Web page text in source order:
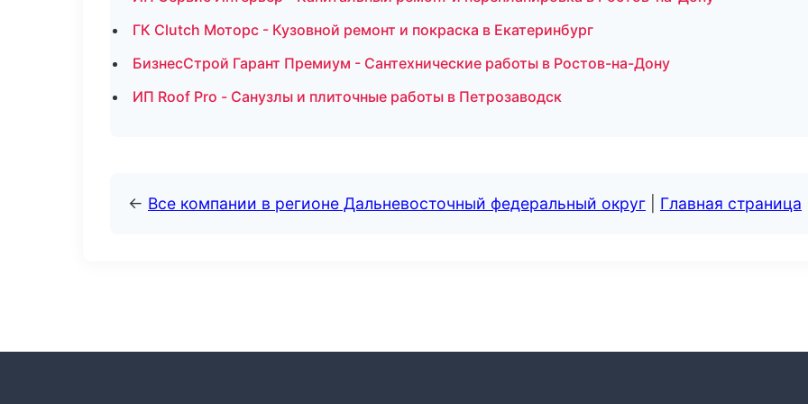
ГК Clutch Моторс - Кузовной ремонт и покраска в Екатеринбург
БизнесСтрой Гарант Премиум - Сантехнические работы в Ростов-на-Дону
ИП Roof Pro - Санузлы и плиточные работы в Петрозаводск
← Все компании в регионе Дальневосточный федеральный округ Главная страница